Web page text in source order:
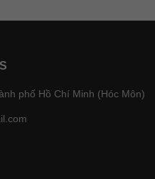
phố Hồ Chí Minh (Hóc Môn)